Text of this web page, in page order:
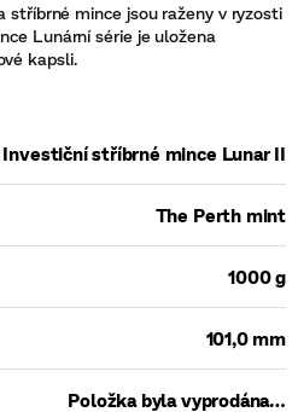
stříbrné mince jsou raženy v ryzosti
Lunární série je uložena
kapsli.
Investiční stříbrné mince Lunar II
The Perth mint
1000 g
101,0 mm
Položka byla vyprodána…